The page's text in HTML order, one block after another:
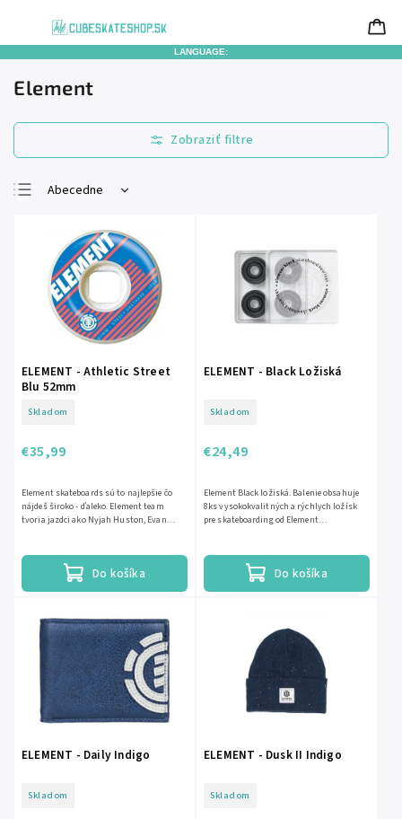
LANGUAGE:
Element
Abecedne
Najdrahšie
Najpredávanejšie
ELEMENT - Athletic Street
Blu 52mm
Skladom
€35,99
Do košíka
Element skateboards sú to najlepšie čo
nájdeš široko - ďaleko. Element team
tvoria jazdci ako Nyjah Huston, Evan
ELEMENT - Black Ložiská
Skladom
€24,49
Do košíka
Element Black ložiská. Balenie obsahuje
8ks vysokokvalitných a rýchlych ložísk
pre skateboarding od Element
ELEMENT - Daily Indigo
Skladom
ELEMENT - Dusk II Indigo
Skladom